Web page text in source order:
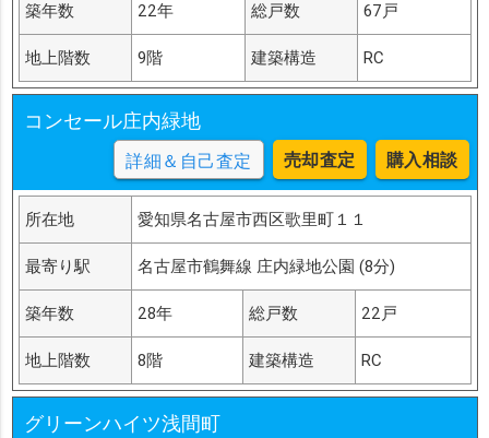
築年数 22年 総戸数 67戸
地上階数 9階 建築構造 RC
コンセール庄内緑地
詳細＆自己査定 売却査定 購入相談
所在地 愛知県名古屋市西区歌里町１１
最寄り駅 名古屋市鶴舞線 庄内緑地公園 (8分)
築年数 28年 総戸数 22戸
地上階数 8階 建築構造 RC
グリーンハイツ浅間町